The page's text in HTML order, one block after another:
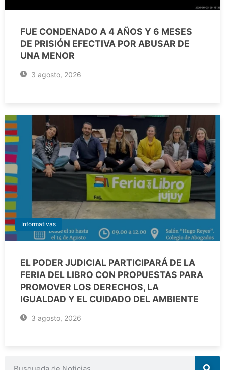
FUE CONDENADO A 4 AÑOS Y 6 MESES
DE PRISIÓN EFECTIVA POR ABUSAR DE
UNA MENOR
3 agosto, 2026
Informativas
EL PODER JUDICIAL PARTICIPARÁ DE LA
FERIA DEL LIBRO CON PROPUESTAS PARA
PROMOVER LOS DERECHOS, LA
IGUALDAD Y EL CUIDADO DEL AMBIENTE
3 agosto, 2026